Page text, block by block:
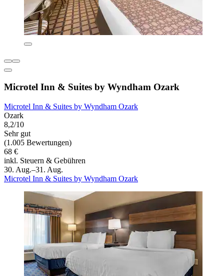
Microtel Inn & Suites by Wyndham Ozark
Microtel Inn & Suites by Wyndham Ozark
Ozark
8,2/10
Sehr gut
(1.005 Bewertungen)
68 €
inkl. Steuern & Gebühren
30. Aug.–31. Aug.
Microtel Inn & Suites by Wyndham Ozark